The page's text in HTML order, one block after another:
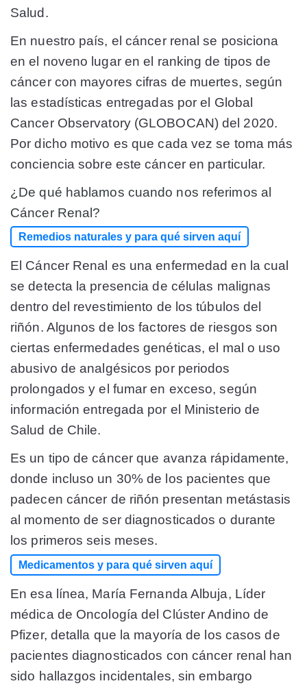
Salud.
En nuestro país, el cáncer renal se posiciona
en el noveno lugar en el ranking de tipos de
cáncer con mayores cifras de muertes, según
las estadísticas entregadas por el Global
Cancer Observatory (GLOBOCAN) del 2020.
Por dicho motivo es que cada vez se toma más
conciencia sobre este cáncer en particular.
¿De qué hablamos cuando nos referimos al
Cáncer Renal?
Remedios naturales y para qué sirven aquí
El Cáncer Renal es una enfermedad en la cual
se detecta la presencia de células malignas
dentro del revestimiento de los túbulos del
riñón. Algunos de los factores de riesgos son
ciertas enfermedades genéticas, el mal o uso
abusivo de analgésicos por periodos
prolongados y el fumar en exceso, según
información entregada por el Ministerio de
Salud de Chile.
Es un tipo de cáncer que avanza rápidamente,
donde incluso un 30% de los pacientes que
padecen cáncer de riñón presentan metástasis
al momento de ser diagnosticados o durante
los primeros seis meses.
Medicamentos y para qué sirven aquí
En esa línea, María Fernanda Albuja, Líder
médica de Oncología del Clúster Andino de
Pfizer, detalla que la mayoría de los casos de
pacientes diagnosticados con cáncer renal han
sido hallazgos incidentales, sin embargo